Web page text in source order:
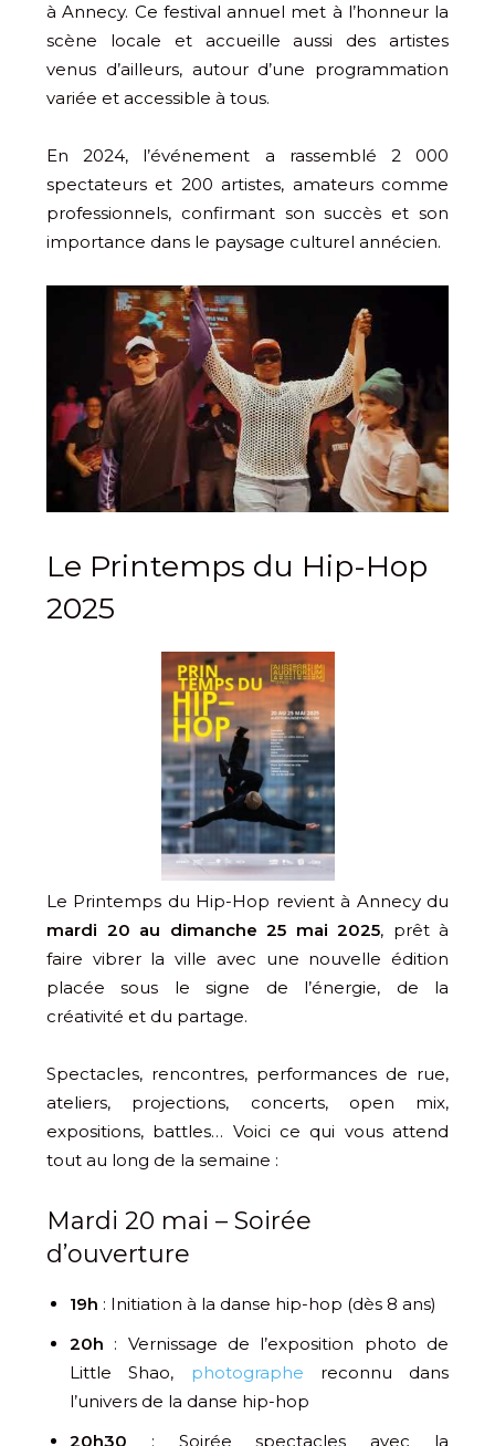
à Annecy. Ce festival annuel met à l’honneur la
scène locale et accueille aussi des artistes
venus d’ailleurs, autour d’une programmation
variée et accessible à tous.
En 2024, l’événement a rassemblé 2 000
spectateurs et 200 artistes, amateurs comme
professionnels, confirmant son succès et son
importance dans le paysage culturel annécien.
Le Printemps du Hip-Hop
2025
Le Printemps du Hip-Hop revient à Annecy du
mardi 20 au dimanche 25 mai 2025, prêt à
faire vibrer la ville avec une nouvelle édition
placée sous le signe de l’énergie, de la
créativité et du partage.
Spectacles, rencontres, performances de rue,
ateliers, projections, concerts, open mix,
expositions, battles… Voici ce qui vous attend
tout au long de la semaine :
Mardi 20 mai – Soirée
d’ouverture
19h : Initiation à la danse hip-hop (dès 8 ans)
20h : Vernissage de l’exposition photo de
Little Shao, photographe reconnu dans
l’univers de la danse hip-hop
20h30 : Soirée spectacles avec la